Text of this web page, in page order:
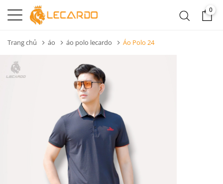
0
Trang chủ áo áo polo lecardo Áo Polo 24